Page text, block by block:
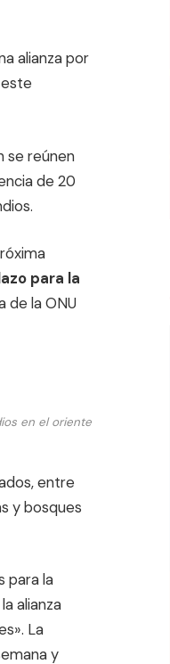
alianza por
se reúnen
de 20
para la
de la ONU
en el oriente
entre
y bosques
para la
alianza
La
y